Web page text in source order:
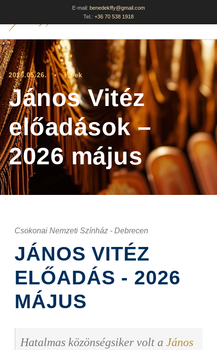
E-mail: benedekffy@gmail.com
Tel.: +36 70 538 1918
2026.05.26. • Hírek
János Vitéz
előadások –
2026 május
Csokonai Nemzeti Színház - Debrecen
JÁNOS VITÉZ
ELŐADÁS - 2026
MÁJUS
Hatalmas közönségsiker volt a János